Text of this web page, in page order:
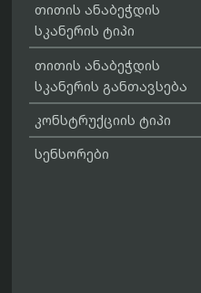
თითის ანაბეჭდის
სკანერის ტიპი
თითის ანაბეჭდის
სკანერის განთავსება
კონსტრუქციის ტიპი
სენსორები